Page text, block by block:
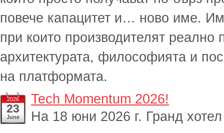
повече капацитет и… ново име.
при които производителят реално
архитектурата, философията и
на платформата.
2026
23
June
Tech Momentum 2026!
На 18 юни 2026 г. Гранд